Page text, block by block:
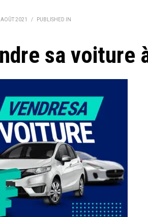
2021 / PUBLISHED IN
sa voiture